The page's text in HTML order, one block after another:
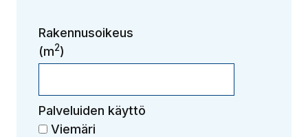
Rakennusoikeus
(m2)
Palveluiden käyttö
Viemäri